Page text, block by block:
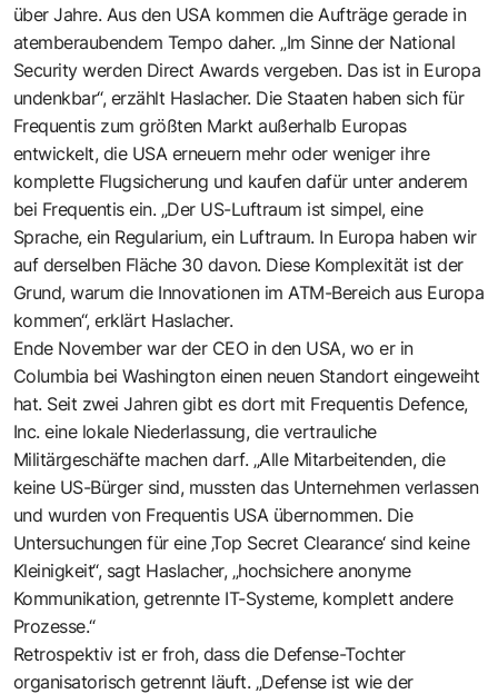
über ­Jahre. Aus den USA kommen die Aufträge gerade in
atemberaubendem Tempo daher. „Im Sinne der National
Security werden Direct Awards vergeben. Das ist in Europa
undenkbar“, erzählt Haslacher. Die Staaten haben sich für
Frequentis zum größten Markt außerhalb Europas
entwickelt, die USA erneuern mehr oder weniger ihre
komplette Flugsicherung und kaufen dafür unter anderem
bei Frequentis ein. „Der US-Luftraum ist simpel, eine
Sprache, ein Regularium, ein Luftraum. In Europa haben wir
auf derselben Fläche 30 davon. Diese Komplexität ist der
Grund, warum die Innovationen im ATM-Bereich aus Europa
kommen“, erklärt Haslacher.
Ende November war der CEO in den USA, wo er in
Columbia bei Washington einen neuen Standort eingeweiht
hat. Seit zwei Jahren gibt es dort mit Frequentis Defence,
Inc. eine lokale Niederlassung, die vertrauliche
Militärgeschäfte machen darf. „Alle Mitarbeitenden, die
keine US-Bürger sind, mussten das Unternehmen verlassen
und wurden von Frequentis USA übernommen. Die
Untersuchungen für eine ‚Top Secret Clearance‘ sind keine
Kleinigkeit“, sagt Haslacher, „hochsichere anonyme
Kommunikation, getrennte IT-Systeme, komplett andere
Prozesse.“
Retrospektiv ist er froh, dass die Defense-Tochter
organisatorisch getrennt läuft. „Defense ist wie der